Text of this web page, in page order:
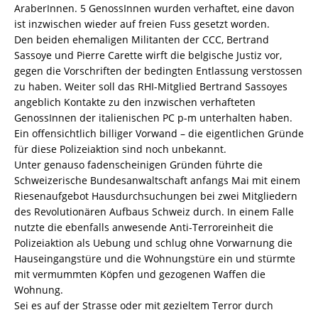
AraberInnen. 5 GenossInnen wurden verhaftet, eine davon
ist inzwischen wieder auf freien Fuss gesetzt worden.
Den beiden ehemaligen Militanten der CCC, Bertrand
Sassoye und Pierre Carette wirft die belgische Justiz vor,
gegen die Vorschriften der bedingten Entlassung verstossen
zu haben. Weiter soll das RHI-Mitglied Bertrand Sassoyes
angeblich Kontakte zu den inzwischen verhafteten
GenossInnen der italienischen PC p-m unterhalten haben.
Ein offensichtlich billiger Vorwand – die eigentlichen Gründe
für diese Polizeiaktion sind noch unbekannt.
Unter genauso fadenscheinigen Gründen führte die
Schweizerische Bundesanwaltschaft anfangs Mai mit einem
Riesenaufgebot Hausdurchsuchungen bei zwei Mitgliedern
des Revolutionären Aufbaus Schweiz durch. In einem Falle
nutzte die ebenfalls anwesende Anti-Terroreinheit die
Polizeiaktion als Uebung und schlug ohne Vorwarnung die
Hauseingangstüre und die Wohnungstüre ein und stürmte
mit vermummten Köpfen und gezogenen Waffen die
Wohnung.
Sei es auf der Strasse oder mit gezieltem Terror durch